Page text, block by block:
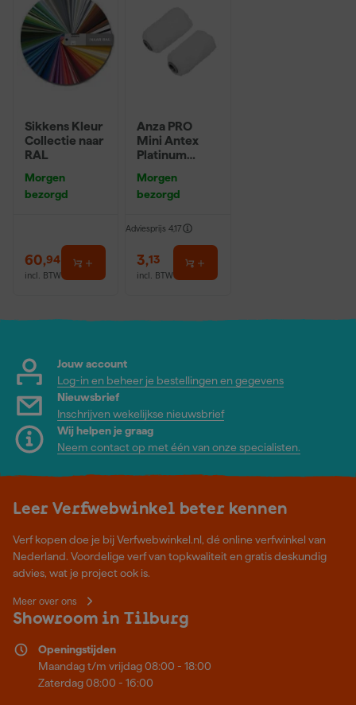
Sikkens Kleur
Collectie naar
RAL
Morgen
bezorgd
60,94
incl. BTW
Anza PRO
Mini Antex
Platinum
r - 5cm (2st)
Morgen
bezorgd
Adviesprijs 4,17
3,13
incl. BTW
Jouw account
Log-in en beheer je bestellingen en gegevens
Nieuwsbrief
Inschrijven wekelijkse nieuwsbrief
Wij helpen je graag
Neem contact op met één van onze specialisten.
Leer Verfwebwinkel beter kennen
Verf kopen doe je bij Verfwebwinkel.nl, dé online verfwinkel van
Nederland. Voordelige verf van topkwaliteit en gratis deskundig
advies, wat je project ook is.
Meer over ons
Showroom in Tilburg
Openingstijden
Maandag t/m vrijdag 08:00 - 18:00
Zaterdag 08:00 - 16:00